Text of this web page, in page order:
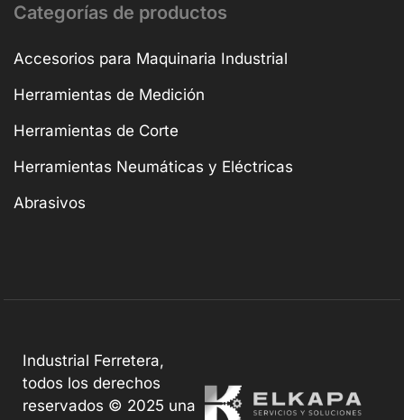
Categorías de productos
Accesorios para Maquinaria Industrial
Herramientas de Medición
Herramientas de Corte
Herramientas Neumáticas y Eléctricas
Abrasivos
Industrial Ferretera,
todos los derechos
reservados © 2025 una